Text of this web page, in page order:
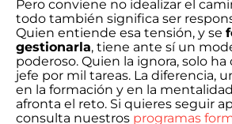
Pero conviene no idealizar el
todo también significa ser
Quien entiende esa tensión, y se
gestionarla, tiene ante sí un
poderoso. Quien la ignora, solo
jefe por mil tareas. La diferencia,
en la formación y en la
afronta el reto. Si quieres seguir
consulta nuestros programas